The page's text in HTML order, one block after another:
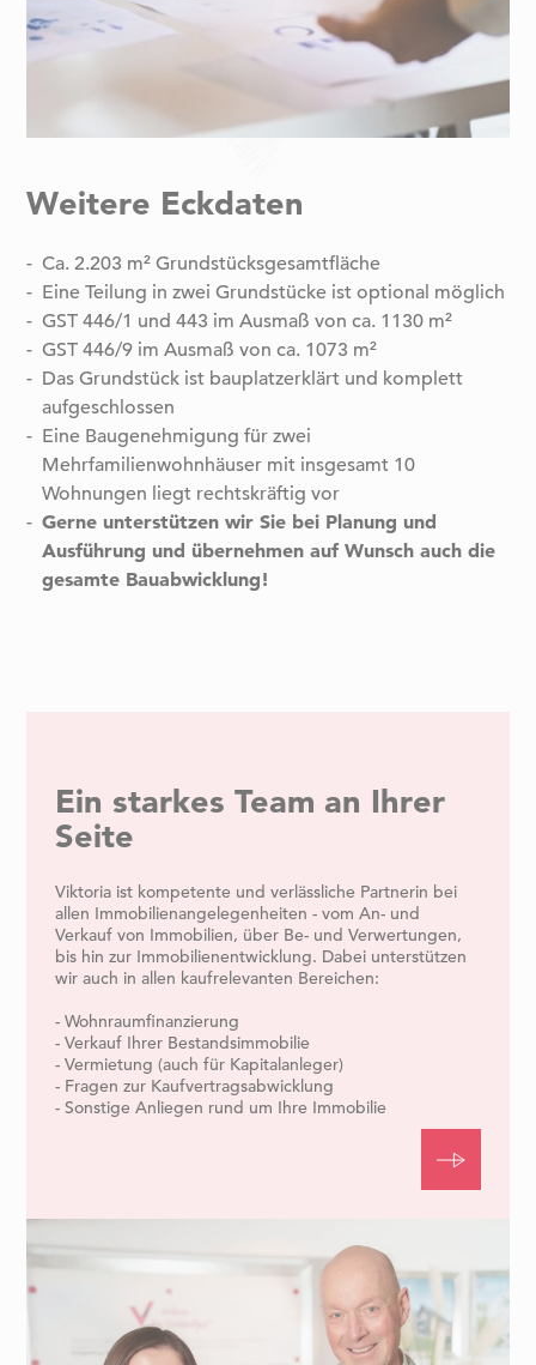
Weitere Eckdaten
Ca. 2.203 m² Grundstücksgesamtfläche
Eine Teilung in zwei Grundstücke ist optional möglich
GST 446/1 und 443 im Ausmaß von ca. 1130 m²
GST 446/9 im Ausmaß von ca. 1073 m²
Das Grundstück ist bauplatzerklärt und komplett
aufgeschlossen
Eine Baugenehmigung für zwei
Mehrfamilienwohnhäuser mit insgesamt 10
Wohnungen liegt rechtskräftig vor
Gerne unterstützen wir Sie bei Planung und
Ausführung und übernehmen auf Wunsch auch die
gesamte Bauabwicklung!
Ein starkes Team an Ihrer
Seite
Viktoria ist kompetente und verlässliche Partnerin bei
allen Immobilienangelegenheiten - vom An- und
Verkauf von Immobilien, über Be- und Verwertungen,
bis hin zur Immobilienentwicklung. Dabei unterstützen
wir auch in allen kaufrelevanten Bereichen:
- Wohnraumfinanzierung
- Verkauf Ihrer Bestandsimmobilie
- Vermietung (auch für Kapitalanleger)
- Fragen zur Kaufvertragsabwicklung
- Sonstige Anliegen rund um Ihre Immobilie